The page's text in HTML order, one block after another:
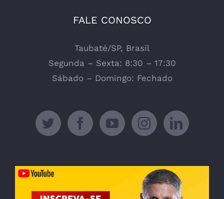
FALE CONOSCO
Taubaté/SP, Brasil
Segunda – Sexta: 8:30 – 17:30
Sábado – Domingo: Fechado